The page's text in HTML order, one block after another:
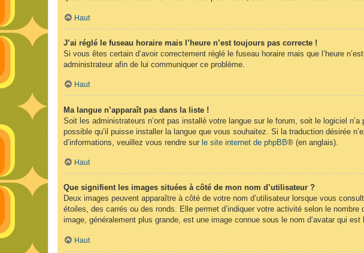
Haut
J’ai réglé le fuseau horaire mais l’heure n’est toujours pas correcte !
Si vous êtes certain d’avoir correctement réglé le fuseau horaire mais que l’heure
administrateur afin de lui communiquer ce problème.
Haut
Ma langue n’apparaît pas dans la liste !
Soit les administrateurs n’ont pas installé votre langue sur le forum, soit le logiciel
possible qu’il puisse installer la langue que vous souhaitez. Si la traduction désirée
d’informations, veuillez vous rendre sur le site internet de phpBB® (en anglais).
Haut
Que signifient les images situées à côté de mon nom d’utilisateur ?
Deux images peuvent apparaître à côté de votre nom d’utilisateur lorsque vous
étoiles, des carrés ou des ronds. Elle permet d’indiquer votre activité selon le
image, généralement plus grande, est une image connue sous le nom d’avatar qui
Haut